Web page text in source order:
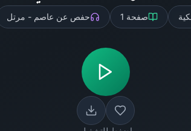
صفحة 1 حفص عن عاصم - مرتل